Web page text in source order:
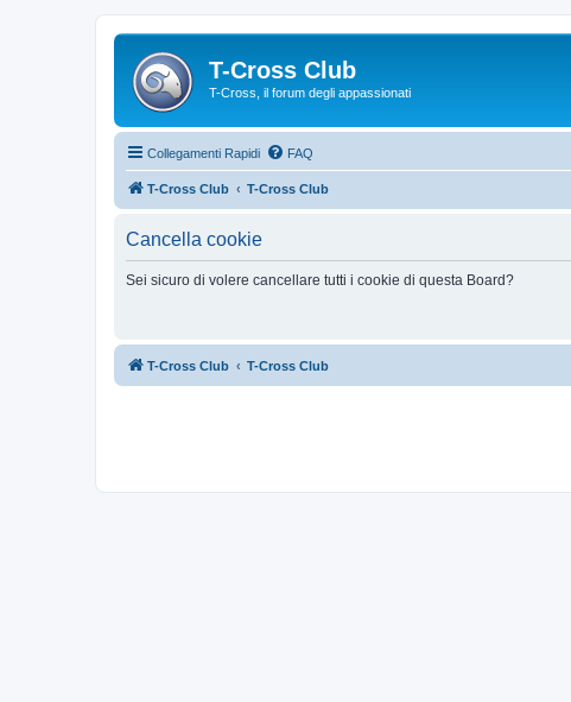
T-Cross Club
T-Cross, il forum degli appassionati
Collegamenti Rapidi FAQ
T-Cross Club T-Cross Club
Cancella cookie
Sei sicuro di volere cancellare tutti i cookie di questa Board?
T-Cross Club T-Cross Club